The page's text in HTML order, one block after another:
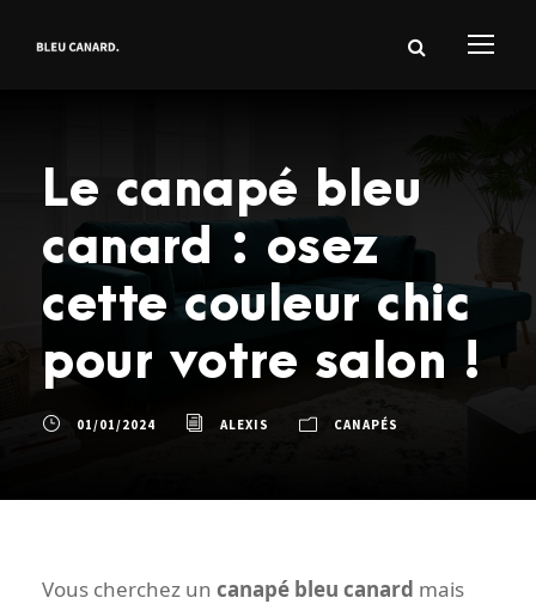
Le canapé bleu
canard : osez
cette couleur chic
pour votre salon !
01/01/2024 ALEXIS CANAPÉS
Vous cherchez un canapé bleu canard mais